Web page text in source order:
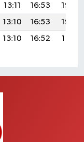
13:11 16:53
19:53
13:10 16:53
19:52
13:10 16:52 19:51